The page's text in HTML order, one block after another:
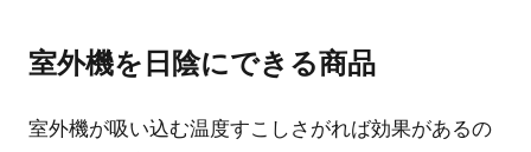
室外機を日陰にできる商品
室外機が吸い込む温度すこしさがれば効果があるの